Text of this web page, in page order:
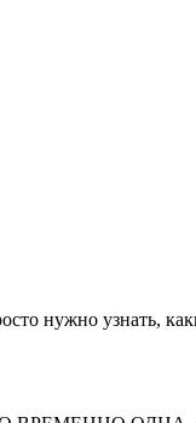
нужно узнать,